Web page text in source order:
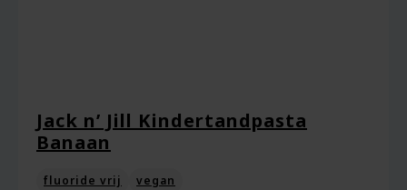
Jack n’ Jill Kindertandpasta
Banaan
fluoride vrij vegan